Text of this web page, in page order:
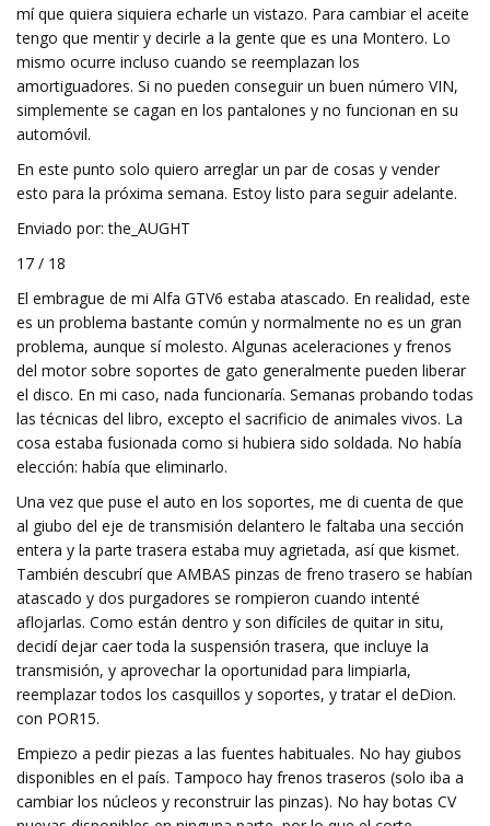
mí que quiera siquiera echarle un vistazo. Para cambiar el aceite
tengo que mentir y decirle a la gente que es una Montero. Lo
mismo ocurre incluso cuando se reemplazan los
amortiguadores. Si no pueden conseguir un buen número VIN,
simplemente se cagan en los pantalones y no funcionan en su
automóvil.
En este punto solo quiero arreglar un par de cosas y vender
esto para la próxima semana. Estoy listo para seguir adelante.
Enviado por: the_AUGHT
17 / 18
El embrague de mi Alfa GTV6 estaba atascado. En realidad, este
es un problema bastante común y normalmente no es un gran
problema, aunque sí molesto. Algunas aceleraciones y frenos
del motor sobre soportes de gato generalmente pueden liberar
el disco. En mi caso, nada funcionaría. Semanas probando todas
las técnicas del libro, excepto el sacrificio de animales vivos. La
cosa estaba fusionada como si hubiera sido soldada. No había
elección: había que eliminarlo.
Una vez que puse el auto en los soportes, me di cuenta de que
al giubo del eje de transmisión delantero le faltaba una sección
entera y la parte trasera estaba muy agrietada, así que kismet.
También descubrí que AMBAS pinzas de freno trasero se habían
atascado y dos purgadores se rompieron cuando intenté
aflojarlas. Como están dentro y son difíciles de quitar in situ,
decidí dejar caer toda la suspensión trasera, que incluye la
transmisión, y aprovechar la oportunidad para limpiarla,
reemplazar todos los casquillos y soportes, y tratar el deDion.
con POR15.
Empiezo a pedir piezas a las fuentes habituales. No hay giubos
disponibles en el país. Tampoco hay frenos traseros (solo iba a
cambiar los núcleos y reconstruir las pinzas). No hay botas CV